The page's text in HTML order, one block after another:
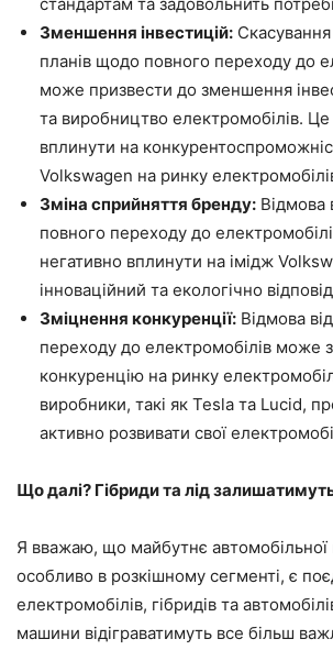
Зменшення інвестицій:
планів щодо повного переходу до
може призвести до зменшення
та виробництво електромобілів.
вплинути на
Volkswagen на ринку
Зміна сприйняття бренду: Відмова
повного переходу до
негативно вплинути на імідж
інноваційний та екологічно
Зміцнення конкуренції: Відмова
переходу до електромобілів може
конкуренцію на ринку
виробники, такі як Tesla та Lucid,
активно розвивати свої
Що далі? Гібриди та лід
Я вважаю, що майбутнє автомобільної
особливо в розкішному сегменті, є
електромобілів, гібридів та
машини відіграватимуть все більш